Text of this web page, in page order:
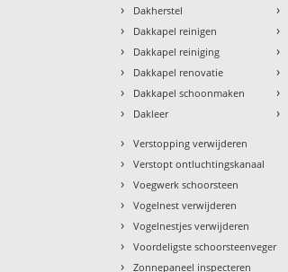
› Dakherstel
› Dakkapel reinigen
› Dakkapel reiniging
› Dakkapel renovatie
› Dakkapel schoonmaken
› Dakleer
›
›
›
›
›
›
› Verstopping verwijderen
› Verstopt ontluchtingskanaal
› Voegwerk schoorsteen
› Vogelnest verwijderen
› Vogelnestjes verwijderen
› Voordeligste schoorsteenveger
› Zonnepaneel inspecteren